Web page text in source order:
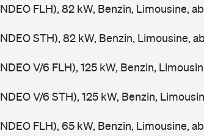
FLH), 82 kW, Benzin, Limousine,
STH), 82 kW, Benzin, Limousine,
V/6 FLH), 125 kW, Benzin,
V/6 STH), 125 kW, Benzin,
FLH), 65 kW, Benzin, Limousine,